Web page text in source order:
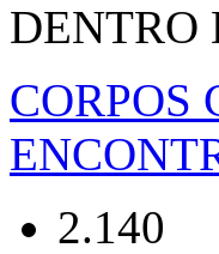
CORPOS
2.140